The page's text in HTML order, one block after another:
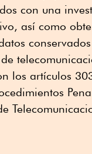
con una
así como
los artículos